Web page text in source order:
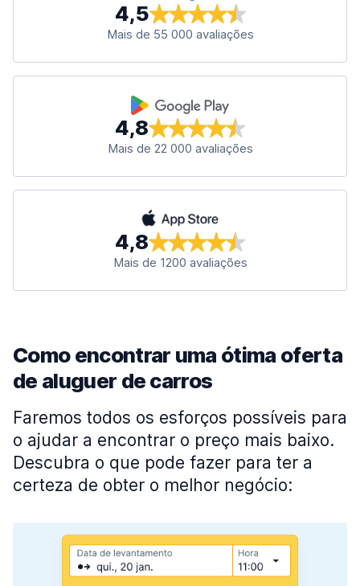
4,5
Mais de 55 000 avaliações
4,8
Mais de 22 000 avaliações
4,8
Mais de 1200 avaliações
Como encontrar uma ótima oferta
de aluguer de carros
Faremos todos os esforços possíveis para
o ajudar a encontrar o preço mais baixo.
Descubra o que pode fazer para ter a
certeza de obter o melhor negócio: